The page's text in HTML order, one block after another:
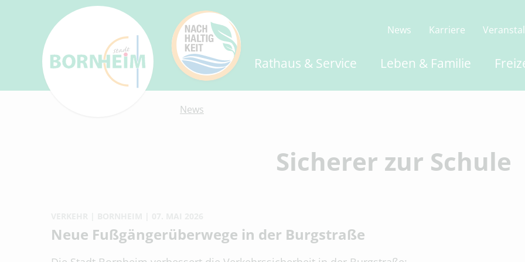
Rathaus & Service Leben & Familie
News Karriere
News
Sicherer zur Schule
Neue Fußgängerüberwege in der Burgstraße